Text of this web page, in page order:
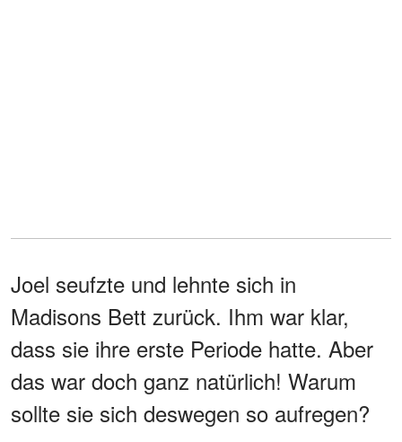
Joel seufzte und lehnte sich in
Madisons Bett zurück. Ihm war klar,
dass sie ihre erste Periode hatte. Aber
das war doch ganz natürlich! Warum
sollte sie sich deswegen so aufregen?